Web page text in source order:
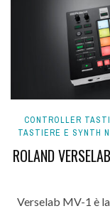
CONTROLLER
TASTIERE E SYNTH
ROLAND
Verselab MV-1 è